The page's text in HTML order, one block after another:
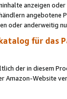
anzeigen
oder anderweitig
für das
der in diesem
Amazon-Website